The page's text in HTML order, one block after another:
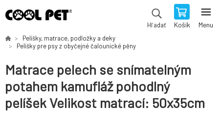
Hľadať Košík Menu
Pelíšky, matrace, podložky a deky
Pelíšky pre psy z obyčejné čalounické pěny
Matrace pelech se snímatelným
potahem kamufláž pohodlný
pelíšek Velikost matrací: 50x35cm